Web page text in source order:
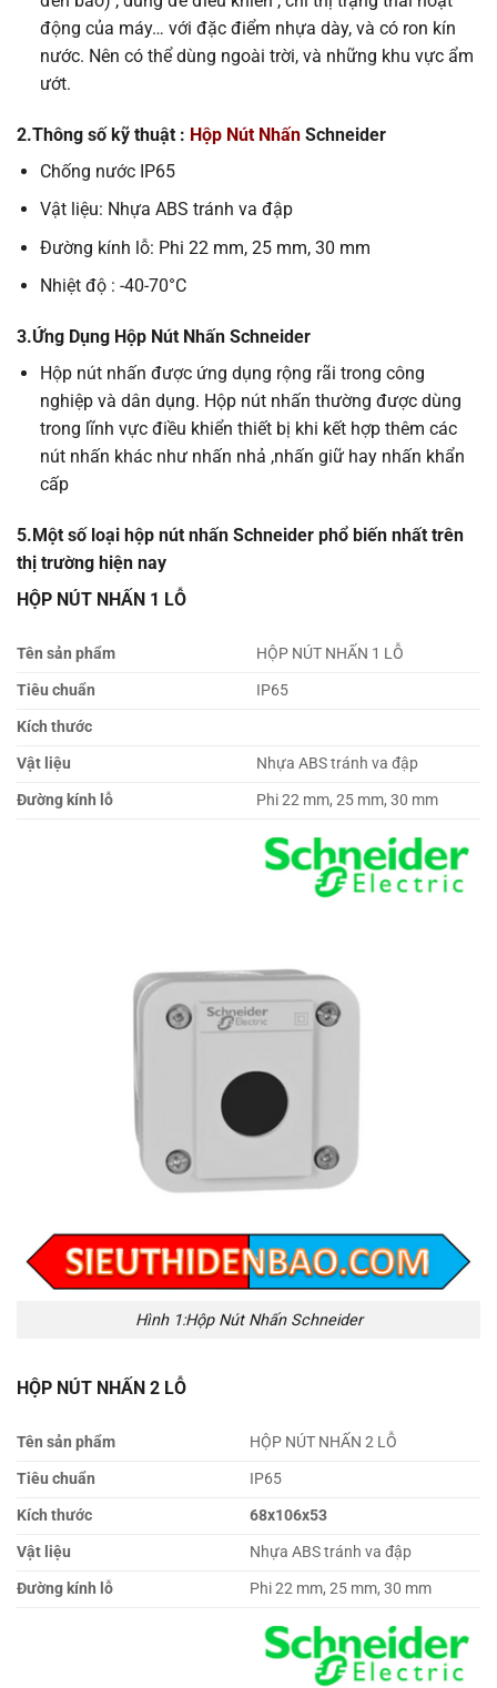
động của máy… với đặc điểm nhựa dày, và có ron kín
nước. Nên có thể dùng ngoài trời, và những khu vực ẩm
ướt.
2.Thông số kỹ thuật : Hộp Nút Nhấn Schneider
Chống nước IP65
Vật liệu: Nhựa ABS tránh va đập
Đường kính lỗ: Phi 22 mm, 25 mm, 30 mm
Nhiệt độ : -40-70°C
3.Ứng Dụng Hộp Nút Nhấn Schneider
Hộp nút nhấn được ứng dụng rộng rãi trong công
nghiệp và dân dụng. Hộp nút nhấn thường được dùng
trong lĩnh vực điều khiển thiết bị khi kết hợp thêm các
nút nhấn khác như nhấn nhả ,nhấn giữ hay nhấn khẩn
cấp
5.Một số loại hộp nút nhấn Schneider phổ biến nhất trên
thị trường hiện nay
HỘP NÚT NHẤN 1 LỖ
Tên sản phẩm
HỘP NÚT NHẤN 1 LỖ
Tiêu chuẩn
IP65
Kích thước
Vật liệu
Nhựa ABS tránh va đập
Đường kính lỗ
Phi 22 mm, 25 mm, 30 mm
Hình 1:Hộp Nút Nhấn Schneider
HỘP NÚT NHẤN 2 LỖ
Tên sản phẩm
HỘP NÚT NHẤN 2 LỖ
Tiêu chuẩn
IP65
Kích thước
68x106x53
Vật liệu
Nhựa ABS tránh va đập
Đường kính lỗ
Phi 22 mm, 25 mm, 30 mm